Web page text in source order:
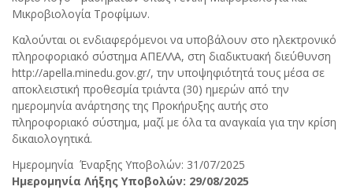
Μικροβιολογία Τροφίμων.
Καλούνται οι ενδιαφερόμενοι να υποβάλουν στο ηλεκτρονικό
πληροφοριακό σύστημα ΑΠΕΛΛΑ, στη διαδικτυακή διεύθυνση
http://apella.minedu.gov.gr/, την υποψηφιότητά τους μέσα σε
αποκλειστική προθεσμία τριάντα (30) ημερών από την
ημερομηνία ανάρτησης της Προκήρυξης αυτής στο
πληροφοριακό σύστημα, μαζί με όλα τα αναγκαία για την κρίση
δικαιολογητικά.
Ημερομηνία Έναρξης Υποβολών: 31/07/2025
Ημερομηνία Λήξης Υποβολών: 29/08/2025